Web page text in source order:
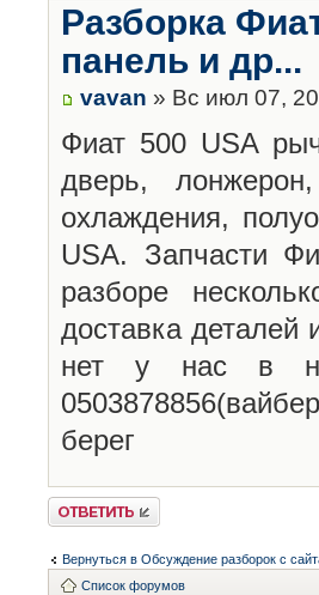
Разборка
панель и др...
vavan » Вс июл 07,
Фиат 500 USA
дверь,
охлаждения,
USA. Запчасти
разборе
доставка деталей
нет у нас в
берег
Ответить
Вернуться в Обсуждение разборок с
Список форумов